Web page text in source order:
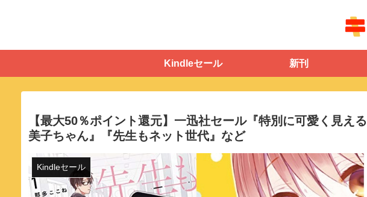
Kindleセール 新刊
【最大50％ポイント還元】一迅社セール『特別に可愛く見え
美子ちゃん』『先生もネット世代』など
Kindleセール